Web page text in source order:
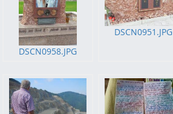
DSCN0958.JPG
DSCN0951.JPG